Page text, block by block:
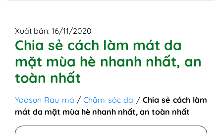
Xuất bản: 16/11/2020
Chia sẻ cách làm mát da
mặt mùa hè nhanh nhất, an
toàn nhất
Yoosun Rau má /Chăm sóc da / Chia sẻ cách làm
mát da mặt mùa hè nhanh nhất, an toàn nhất